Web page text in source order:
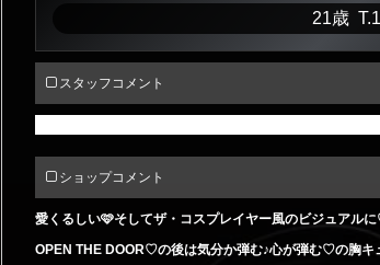
21歳 T
スタッフコメント
ショップコメント
愛くるしい🩷そしてザ・コスプレイヤー風のビジュアル
OPEN THE DOOR♡の後は気分か弾む♪心が弾む♡の胸